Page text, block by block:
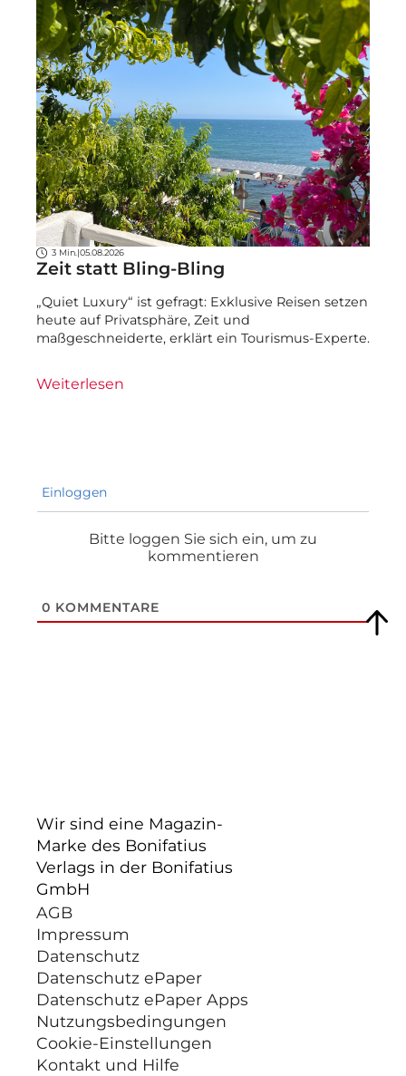
3 Min. |05.08.2026
Zeit statt Bling-Bling
„Quiet Luxury“ ist gefragt: Exklusive Reisen setzen
heute auf Privatsphäre, Zeit und
maßgeschneiderte, erklärt ein Tourismus-Experte.
Weiterlesen
Einloggen
Bitte loggen Sie sich ein, um zu
kommentieren
0 KOMMENTARE
Wir sind eine Magazin-
Marke des Bonifatius
Verlags in der Bonifatius
GmbH
AGB
Impressum
Datenschutz
Datenschutz ePaper
Datenschutz ePaper Apps
Nutzungsbedingungen
Cookie-Einstellungen
Kontakt und Hilfe